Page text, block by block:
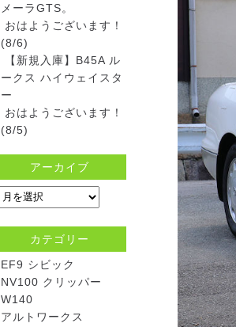
メーラGTS。
おはようございます！
(8/6)
【新規入庫】B45A ル
ークス ハイウェイスタ
ー
おはようございます！
(8/5)
アーカイブ
カテゴリー
EF9 シビック
NV100 クリッパー
W140
アルトワークス